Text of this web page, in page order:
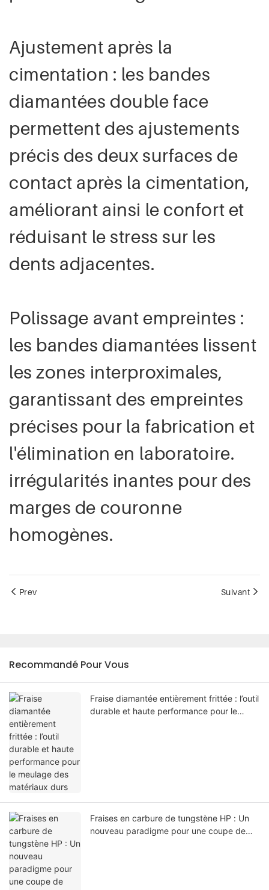
Ajustement après la
cimentation : les bandes
diamantées double face
permettent des ajustements
précis des deux surfaces de
contact après la cimentation,
améliorant ainsi le confort et
réduisant le stress sur les
dents adjacentes.
Polissage avant empreintes :
les bandes diamantées lissent
les zones interproximales,
garantissant des empreintes
précises pour la fabrication et
l'élimination en laboratoire.
irrégularités inantes pour des
marges de couronne
homogènes.
Prev Suivant
Recommandé Pour Vous
Fraise diamantée entièrement frittée : l’outil
durable et haute performance pour le
Fraises en carbure de tungstène HP : Un
nouveau paradigme pour une coupe de